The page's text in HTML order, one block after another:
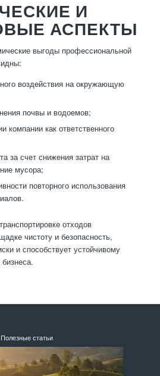
И
АСПЕКТЫ
выгоды профессиональной
воздействия на окружающую
почвы и водоемов;
компании как ответственного
за счет снижения затрат на
мусора;
повторного использования
отходов
чистоту и безопасность,
и способствует устойчивому
Полезные статьи